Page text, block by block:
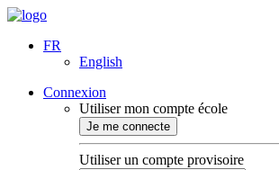
FR
English
Connexion
Utiliser mon compte école
Je me connecte
Utiliser un compte provisoire